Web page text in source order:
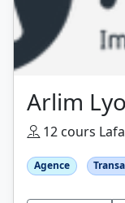
Arlim
12 cours
Agence